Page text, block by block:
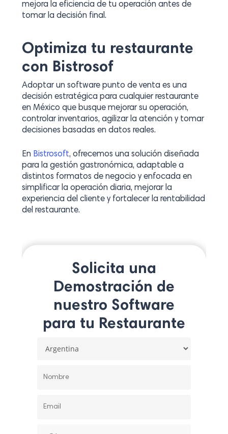
mejora la eficiencia de tu operación antes de
tomar la decisión final.
Optimiza tu restaurante
con Bistrosof
Adoptar un software punto de venta es una
decisión estratégica para cualquier restaurante
en México que busque mejorar su operación,
controlar inventarios, agilizar la atención y tomar
decisiones basadas en datos reales.
En Bistrosoft, ofrecemos una solución diseñada
para la gestión gastronómica, adaptable a
distintos formatos de negocio y enfocada en
simplificar la operación diaria, mejorar la
experiencia del cliente y fortalecer la rentabilidad
del restaurante.
Solicita una
Demostración de
nuestro Software
para tu Restaurante